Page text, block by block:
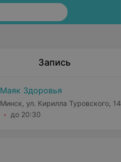
Запись
Маяк Здоровья
Минск, ул. Кирилла Туровского, 14
до 20:30